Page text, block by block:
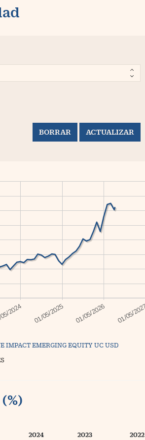
IMPACT EMERGING EQUITY UC USD
2024 2023 2022